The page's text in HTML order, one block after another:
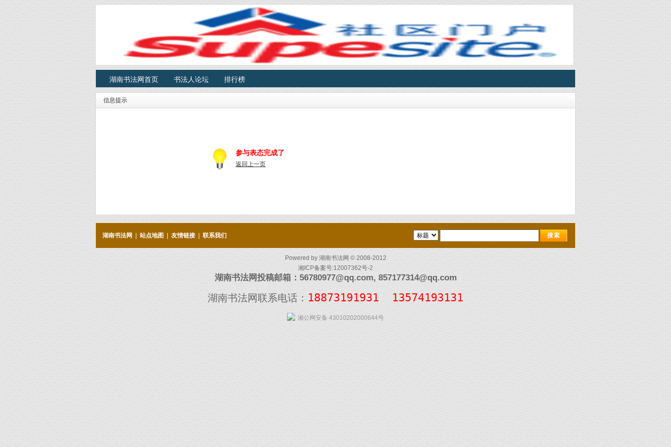
湖南书法网首页 书法人论坛 排行榜
信息提示
参与表态完成了
返回上一页
湖南书法网 站点地图 友情链接 联系我们
Powered by 湖南书法网 © 2008-2012
湘ICP备案号:12007362号-2
湖南书法网投稿邮箱：56780977@qq.com, 857177314@qq.com
湖南书法网联系电话： 18873191931  13574193131
湘公网安备 43010202000644号